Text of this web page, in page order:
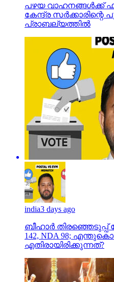
പഴയ വാഹനങ്ങള്‍ക്ക്
കേന്ദ്ര സര്‍ക്കാരിന്റെ
പ്രാബല്യത്തില്‍
india3 days ago
ബീഹാർ തിരഞ്ഞെടുപ്പ്
142, NDA 98;
എതിരായിരിക്കുന്നത്?